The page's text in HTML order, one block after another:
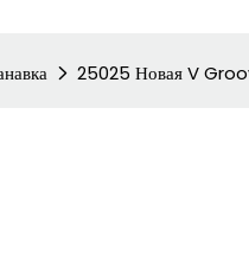
25025 Новая V